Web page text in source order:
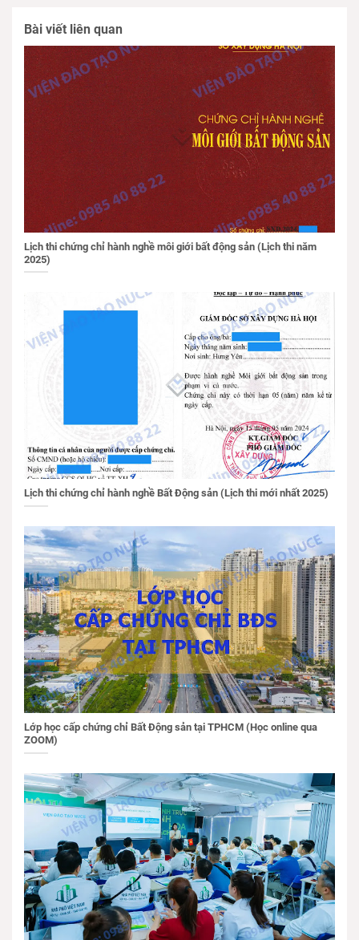
Bài viết liên quan
Lịch thi chứng chỉ hành nghề môi giới bất động sản (Lịch thi năm
2025)
Lịch thi chứng chỉ hành nghề Bất Động sản (Lịch thi mới nhất 2025)
Lớp học cấp chứng chỉ Bất Động sản tại TPHCM (Học online qua
ZOOM)